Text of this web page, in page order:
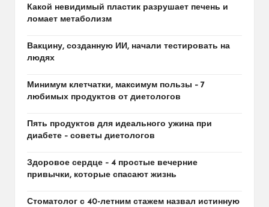
Какой невидимый пластик разрушает печень и
ломает метаболизм
Вакцину, созданную ИИ, начали тестировать на
людях
Минимум клетчатки, максимум пользы – 7
любимых продуктов от диетологов
Пять продуктов для идеального ужина при
диабете – советы диетологов
Здоровое сердце – 4 простые вечерние
привычки, которые спасают жизнь
Стоматолог с 40-летним стажем назвал истинную